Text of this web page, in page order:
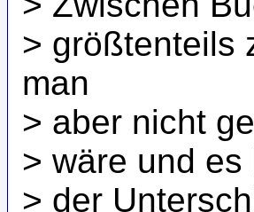
> größtenteils
man
> aber nicht
> wäre und
> der